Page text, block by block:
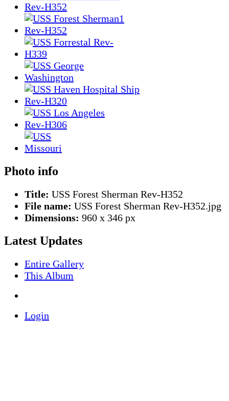
Photo info
Title: USS Forest Sherman Rev-H352
File name: USS Forest Sherman Rev-H352.jpg
Dimensions: 960 x 346 px
Latest Updates
Entire Gallery
This Album
Login